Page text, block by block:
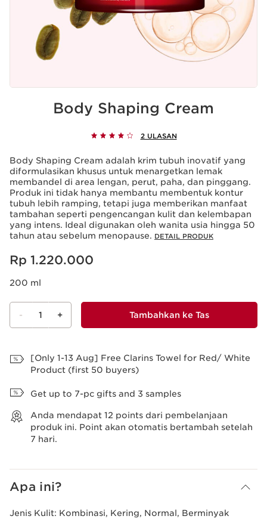
Body Shaping Cream
2 ULASAN
Body Shaping Cream adalah krim tubuh inovatif yang
diformulasikan khusus untuk menargetkan lemak
membandel di area lengan, perut, paha, dan pinggang.
Produk ini tidak hanya membantu membentuk kontur
tubuh lebih ramping, tetapi juga memberikan manfaat
tambahan seperti pengencangan kulit dan kelembapan
yang intens. Ideal digunakan oleh wanita usia hingga 50
tahun atau sebelum menopause. DETAIL PRODUK
Harga sekarang Rp 1.220.000
Rp 1.220.000
200 ml
- 1 + Tambahkan ke Tas
[Only 1-13 Aug] Free Clarins Towel for Red/ White
Product (first 50 buyers)
Get up to 7-pc gifts and 3 samples
Anda mendapat 12 points dari pembelanjaan
produk ini. Point akan otomatis bertambah setelah
7 hari.
Apa ini?
Jenis Kulit: Kombinasi, Kering, Normal, Berminyak